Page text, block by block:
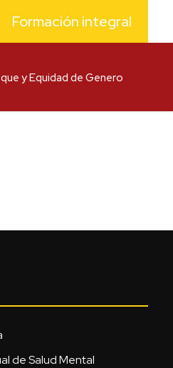
Formación integral
y Equidad de Genero
de Salud Mental